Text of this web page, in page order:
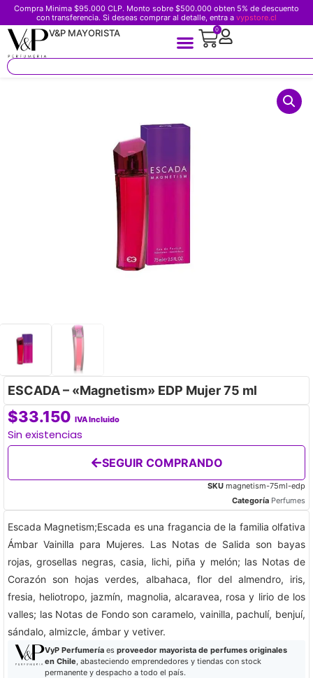
Compra Minima $95.000 CLP. Monto sobre $500.000 obten 5% de descuento
con transferencia. Si deseas comprar al detalle, entra a vypstore.cl
V&P MAYORISTA 0
ESCADA – «Magnetism» EDP Mujer 75 ml
$33.150 IVA Incluido
Sin existencias
SEGUIR COMPRANDO
SKU magnetism-75ml-edp
Categoría Perfumes
Escada Magnetism;Escada es una fragancia de la familia olfativa
Ámbar Vainilla para Mujeres. Las Notas de Salida son bayas
rojas, grosellas negras, casia, lichi, piña y melón; las Notas de
Corazón son hojas verdes, albahaca, flor del almendro, iris,
fresia, heliotropo, jazmín, magnolia, alcaravea, rosa y lirio de los
valles; las Notas de Fondo son caramelo, vainilla, pachulí, benjuí,
sándalo, almizcle, ámbar y vetiver.
VyP Perfumeríaes proveedor mayorista de perfumes originales
en Chile , abasteciendo emprendedores y tiendas con stock
permanente y despacho a todo el país.